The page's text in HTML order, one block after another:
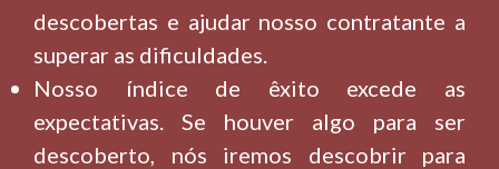
descobertas e ajudar nosso contratante a
superar as dificuldades.
Nosso índice de êxito excede as
expectativas. Se houver algo para ser
descoberto, nós iremos descobrir para